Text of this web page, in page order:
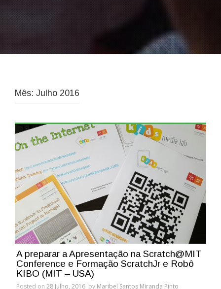
Mês: Julho 2016
A preparar a Apresentação na Scratch@MIT
Conference e Formação ScratchJr e Robô
KIBO (MIT – USA)
Posted on 28 Julho, 2016 by Maribel Santos Miranda Pinto